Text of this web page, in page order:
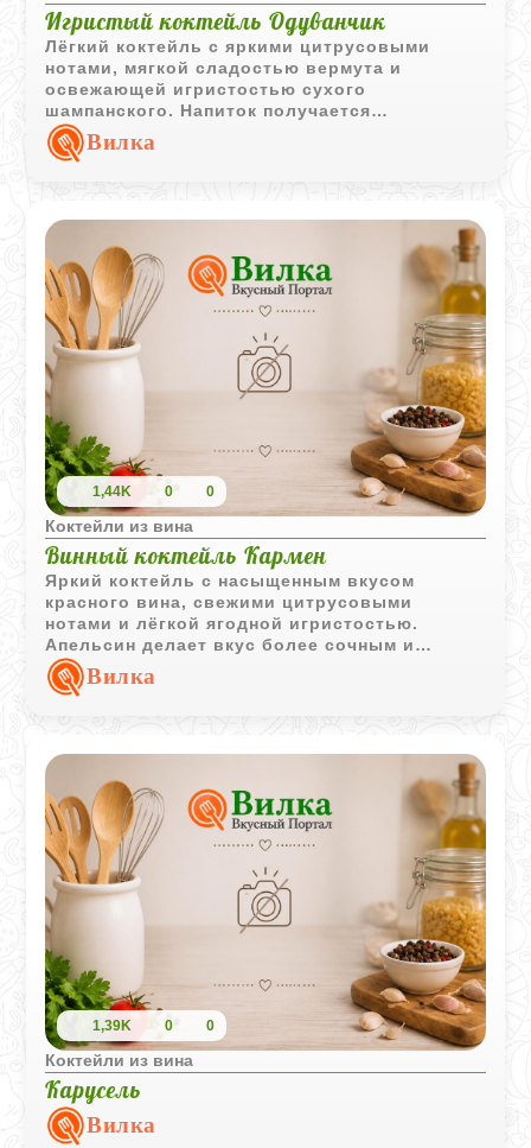
Игристый коктейль Одуванчик
Лёгкий коктейль с яркими цитрусовыми
нотами, мягкой сладостью вермута и
освежающей игристостью сухого
шампанского. Напиток получается
ароматным, фруктовым и очень лёгким.
Вилка
1,44K 0 0
Коктейли из вина
Винный коктейль Кармен
Яркий коктейль с насыщенным вкусом
красного вина, свежими цитрусовыми
нотами и лёгкой ягодной игристостью.
Апельсин делает вкус более сочным и
ароматным, а красное шампанское добавляет
праздничное настроение.
Вилка
1,39K 0 0
Коктейли из вина
Карусель
Вилка